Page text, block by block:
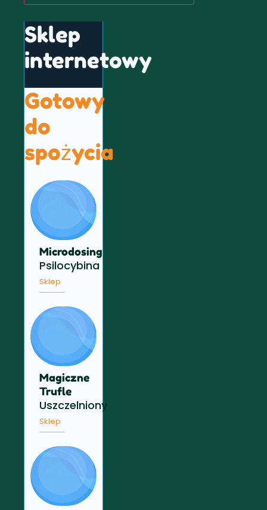
Sklep
internetowy
Gotowy
do
spożycia
Microdosing
Psilocybina
Sklep
Magiczne
Trufle
Uszczelniony
Sklep